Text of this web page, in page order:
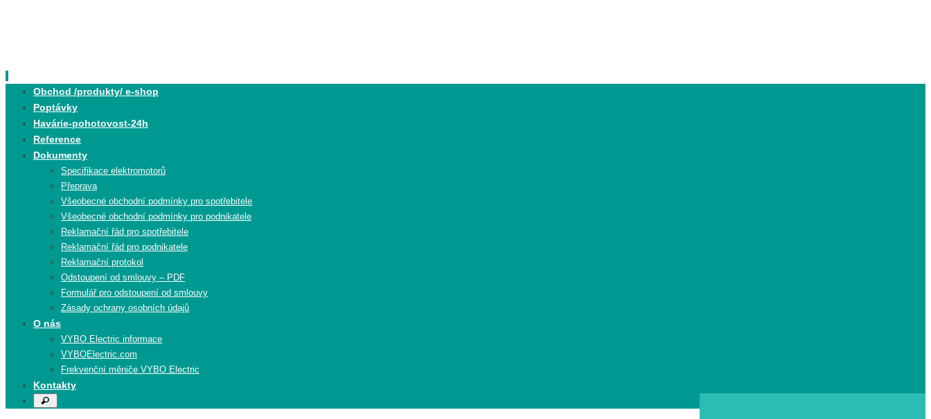
content
Obchod /produkty/ e-shop
Poptávky
Havárie-pohotovost-24h
Reference
Dokumenty
Specifikace elektromotorů
Přeprava
Všeobecné obchodní podmínky pro spotřebitele
Všeobecné obchodní podmínky pro podnikatele
Reklamační řád pro spotřebitele
Reklamační řád pro podnikatele
Reklamační protokol
Odstoupení od smlouvy – PDF
Formulář pro odstoupení od smlouvy
Zásady ochrany osobních údajů
O nás
VYBO Electric informace
VYBOElectric.com
Frekvenční měniče VYBO Electric
Kontakty
Search
Search